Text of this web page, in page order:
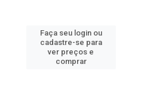
Faça seu login ou
cadastre-se para
ver preços e
comprar